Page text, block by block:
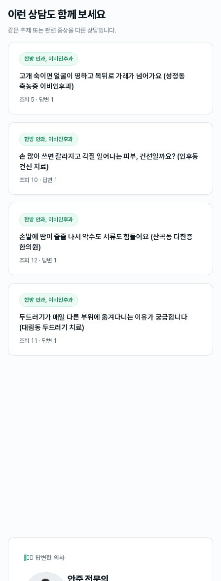
이런 상담도 함께 보세요
같은 주제 또는 관련 증상을 다룬 상담입니다.
한방 안과, 이비인후과
고개 숙이면 얼굴이 띵하고 목뒤로 가래가 넘어가요 (성정동
축농증 이비인후과)
조회 5 · 답변 1
한방 안과, 이비인후과
손 많이 쓰면 갈라지고 각질 일어나는 피부, 건선일까요? (인후동
건선 치료)
조회 10 · 답변 1
한방 안과, 이비인후과
손발에 땀이 줄줄 나서 악수도 서류도 힘들어요 (산곡동 다한증
한의원)
조회 12 · 답변 1
한방 안과, 이비인후과
두드러기가 매일 다른 부위에 옮겨다니는 이유가 궁금합니다
(대림동 두드러기 치료)
조회 11 · 답변 1
👩‍⚕️ 답변한 의사